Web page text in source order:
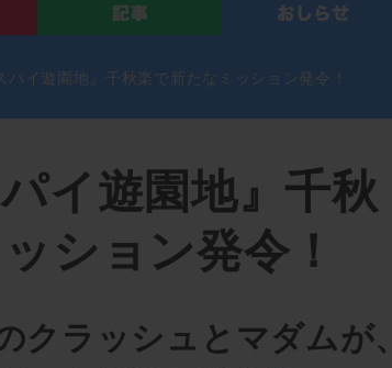
パイ遊園地』千秋楽で新たなミッション発令！
イ遊園地』千秋
ション発令！
クラッシュとマダムが、